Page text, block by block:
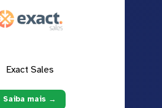
Exact Sales
Saiba mais →